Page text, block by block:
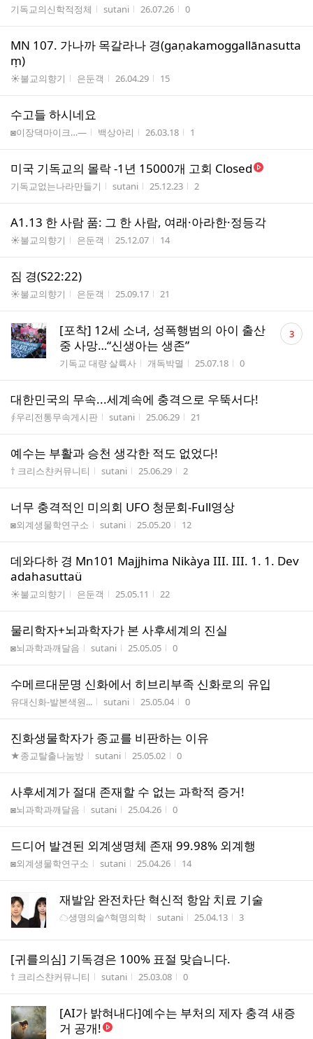
게시판명
기독교의신학적정체 작성자
sutani 작성시간
26.07.26 조회수
0
MN 107. 가나까 목갈라나 경(gaṇakamoggallānasutta
ṃ)
게시판명
☀불교의향기 작성자
은둔객 작성시간
26.04.29 조회수
15
수고들 하시네요
게시판명
◙이장댁마이크…― 작성자
백상아리 작성시간
26.03.18 조회수
1
미국 기독교의 몰락 -1년 15000개 고회 Closed
게시판명
기독교없는나라만들기 작성자
sutani 작성시간
25.12.23 조회수
2
A1.13 한 사람 품: 그 한 사람, 여래·아라한·정등각
게시판명
☀불교의향기 작성자
은둔객 작성시간
25.12.07 조회수
14
짐 경(S22:22)
게시판명
☀불교의향기 작성자
은둔객 작성시간
25.09.17 조회수
21
[포착] 12세 소녀, 성폭행범의 아이 출산
중 사망…“신생아는 생존”
게시판명
기독교 대량 살륙사 작성자
개독박멸 작성시간
25.07.18 조회수
0
댓
글 3
대한민국의 무속...세계속에 충격으로 우뚝서다!
게시판명
∮우리전통무속게시판 작성자
sutani 작성시간
25.06.29 조회수
21
예수는 부활과 승천 생각한 적도 없었다!
게시판명
† 크리스챤커뮤니티 작성자
sutani 작성시간
25.06.29 조회수
2
너무 충격적인 미의회 UFO 청문회-Full영상
게시판명
◙외계생물학연구소 작성자
sutani 작성시간
25.05.20 조회수
12
데와다하 경 Mn101 Majjhima Nikàya III. III. 1. 1. Dev
adahasuttaü
게시판명
☀불교의향기 작성자
은둔객 작성시간
25.05.11 조회수
22
물리학자+뇌과학자가 본 사후세계의 진실
게시판명
◙뇌과학과깨달음 작성자
sutani 작성시간
25.05.05 조회수
0
수메르대문명 신화에서 히브리부족 신화로의 유입
게시판명
유대신화-발본색원... 작성자
sutani 작성시간
25.05.04 조회수
0
진화생물학자가 종교를 비판하는 이유
게시판명
★종교탈출나눔방 작성자
sutani 작성시간
25.05.02 조회수
0
사후세계가 절대 존재할 수 없는 과학적 증거!
게시판명
◙뇌과학과깨달음 작성자
sutani 작성시간
25.04.26 조회수
0
드디어 발견된 외계생명체 존재 99.98% 외계행
게시판명
◙외계생물학연구소 작성자
sutani 작성시간
25.04.26 조회수
14
재발암 완전차단 혁신적 항암 치료 기술
게시판명
☁생명의술^혁명의학 작성자
sutani 작성시간
25.04.13 조회수
3
[귀를의심] 기독경은 100% 표절 맞습니다.
게시판명
† 크리스챤커뮤니티 작성자
sutani 작성시간
25.03.08 조회수
0
[AI가 밝혀내다]예수는 부처의 제자 충격 새증
거 공개!